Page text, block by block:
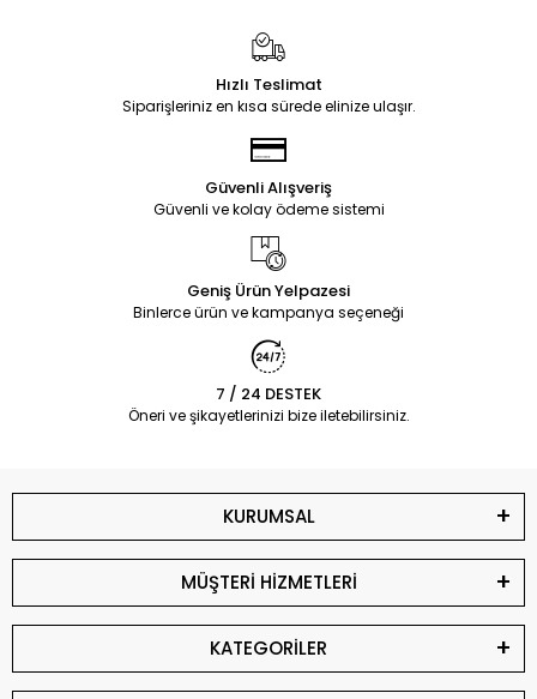
Hızlı Teslimat
Siparişleriniz en kısa sürede elinize ulaşır.
Güvenli Alışveriş
Güvenli ve kolay ödeme sistemi
Geniş Ürün Yelpazesi
Binlerce ürün ve kampanya seçeneği
7 / 24 DESTEK
Öneri ve şikayetlerinizi bize iletebilirsiniz.
KURUMSAL
MÜŞTERİ HİZMETLERİ
KATEGORİLER